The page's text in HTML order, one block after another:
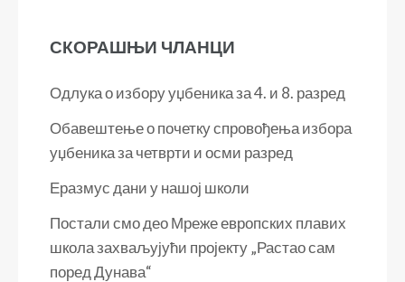
СКОРАШЊИ ЧЛАНЦИ
Одлука о избору уџбеника за 4. и 8. разред
Обавештење о почетку спровођења избора
уџбеника за четврти и осми разред
Еразмус дани у нашој школи
Постали смо део Мреже европских плавих
школа захваљујући пројекту „Растао сам
поред Дунава“